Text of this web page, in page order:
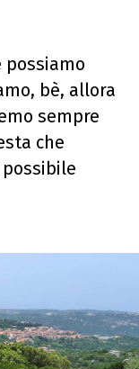
possiamo
bè, allora
sempre
che